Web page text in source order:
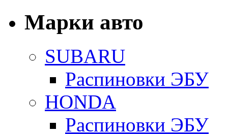
Марки авто
SUBARU
Распиновки ЭБУ
HONDA
Распиновки ЭБУ